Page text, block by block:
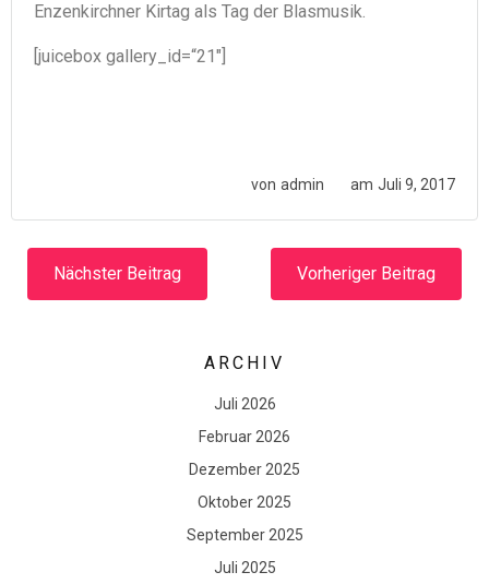
Enzenkirchner Kirtag als Tag der Blasmusik.
[juicebox gallery_id=“21″]
von admin am Juli 9, 2017
Post
Nächster Beitrag
Post
Vorheriger Beitrag
ARCHIV
Juli 2026
Februar 2026
Dezember 2025
Oktober 2025
September 2025
Juli 2025